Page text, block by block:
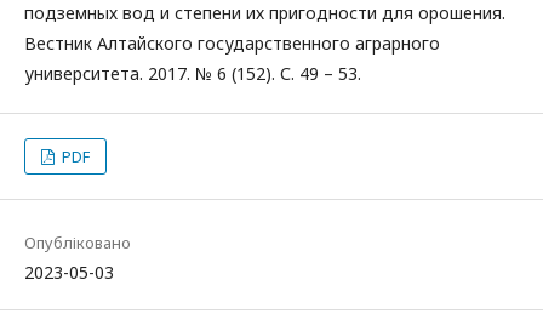
подземных вод и степени их пригодности для орошения.
Вестник Алтайского государственного аграрного
университета. 2017. № 6 (152). С. 49 – 53.
PDF
Опубліковано
2023-05-03